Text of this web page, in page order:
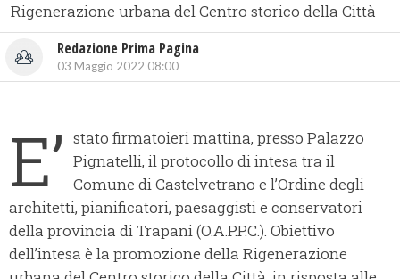
Rigenerazione urbana del Centro storico della Città
Redazione Prima Pagina
03 Maggio 2022 08:00
E’ stato firmatoieri mattina, presso Palazzo
Pignatelli, il protocollo di intesa tra il
Comune di Castelvetrano e l’Ordine degli
architetti, pianificatori, paesaggisti e conservatori
della provincia di Trapani (O.A.P.P.C.). Obiettivo
dell’intesa è la promozione della Rigenerazione